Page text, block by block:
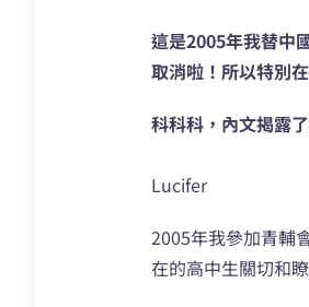
這是2005年我替中
取消啦！所以特別
科科科，內文揭露
Lucifer
2005年我參加青輔
在的高中生關切和